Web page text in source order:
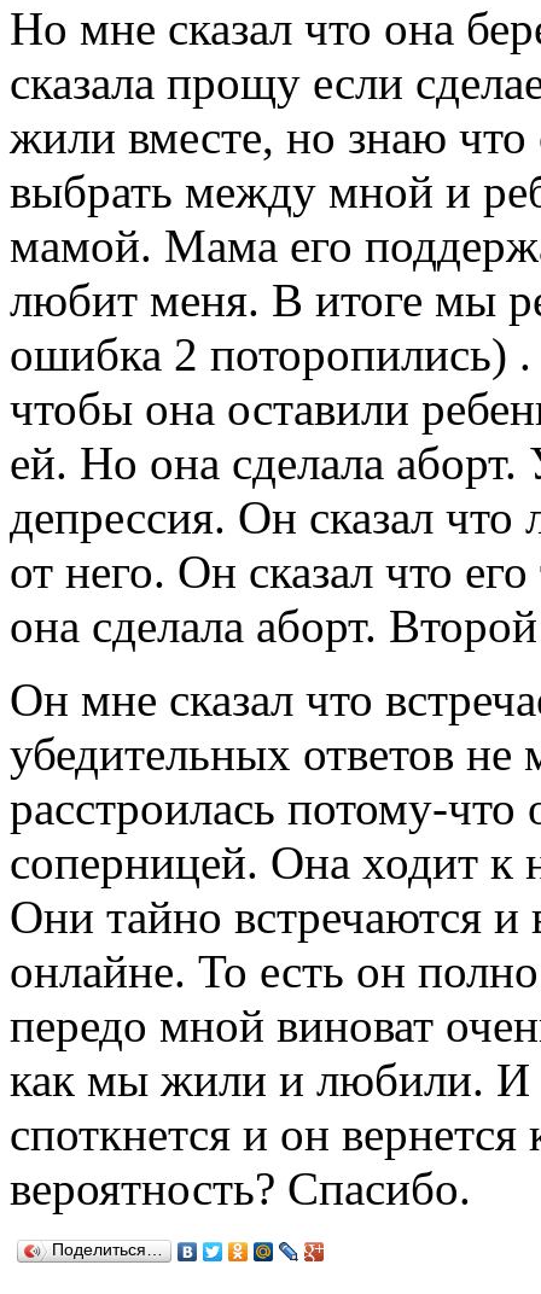
Но мне сказал что она
сказала прощу если
жили вместе, но знаю
выбрать между мной и
мамой. Мама его
любит меня. В итоге мы
ошибка 2 поторопились)
чтобы она оставили
ей. Но она сделала аборт.
депрессия. Он сказал
от него. Он сказал что
она сделала аборт.
Он мне сказал что
убедительных ответов
расстроилась потому-что
соперницей. Она ходит
Они тайно встречаются и
онлайне. То есть он
передо мной виноват
как мы жили и любили. И
споткнется и он
вероятность? Спасибо.
Поделиться…